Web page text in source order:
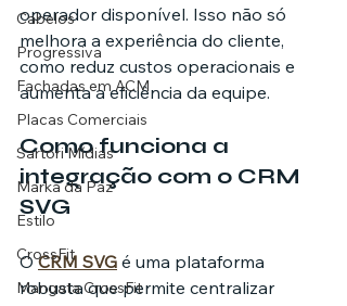
Cabelos
Progressiva
Fachadas em ACM
Placas Comerciais
Sartori Mídias
Marka da Paz
Estilo
CrossFit
Mangata CrossFit
operador disponível. Isso não só
melhora a experiência do cliente,
como reduz custos operacionais e
aumenta a eficiência da equipe.
Como funciona a
integração com o CRM
SVG
O CRM SVG é uma plataforma
robusta que permite centralizar